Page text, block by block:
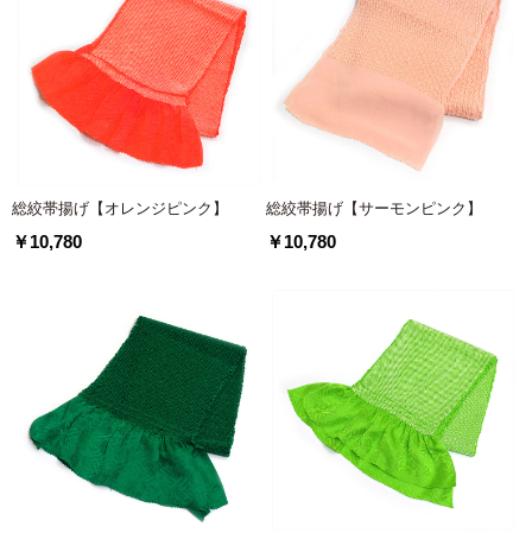
総絞帯揚げ【オレンジピンク】
￥10,780
総絞帯揚げ【サーモンピンク】
￥10,780